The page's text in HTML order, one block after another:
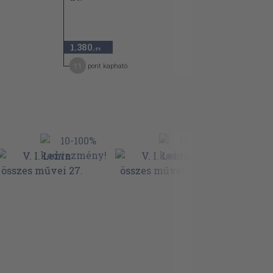
1.380 ,-Ft
pont kapható